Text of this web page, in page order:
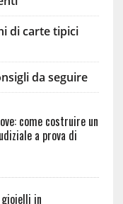
di carte tipici
da seguire
come costruire un
a prova di
gioielli in